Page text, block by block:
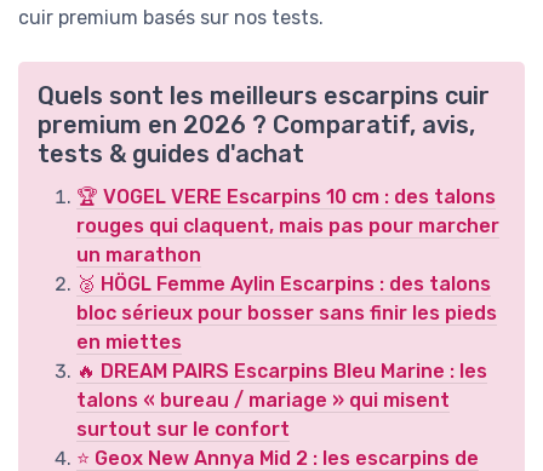
cuir premium basés sur nos tests.
Quels sont les meilleurs escarpins cuir
premium en 2026 ? Comparatif, avis,
tests & guides d'achat
🏆 VOGEL VERE Escarpins 10 cm : des talons
rouges qui claquent, mais pas pour marcher
un marathon
🥈 HÖGL Femme Aylin Escarpins : des talons
bloc sérieux pour bosser sans finir les pieds
en miettes
🔥 DREAM PAIRS Escarpins Bleu Marine : les
talons « bureau / mariage » qui misent
surtout sur le confort
⭐ Geox New Annya Mid 2 : les escarpins de